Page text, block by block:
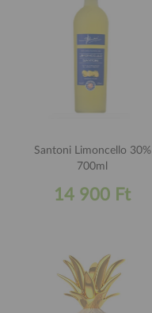
Santoni Limoncello 30%
700ml
14 900 Ft